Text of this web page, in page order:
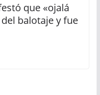
que «ojalá
balotaje y fue